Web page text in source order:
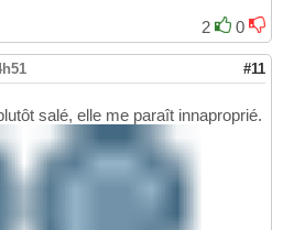
2
0
#11
salé, elle me paraît innaproprié.